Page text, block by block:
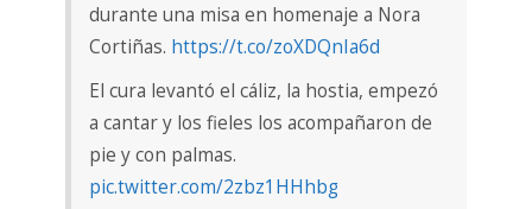
durante una misa en homenaje a Nora
Cortiñas. https://t.co/zoXDQnIa6d
El cura levantó el cáliz, la hostia, empezó
a cantar y los fieles los acompañaron de
pie y con palmas.
pic.twitter.com/2zbz1HHhbg